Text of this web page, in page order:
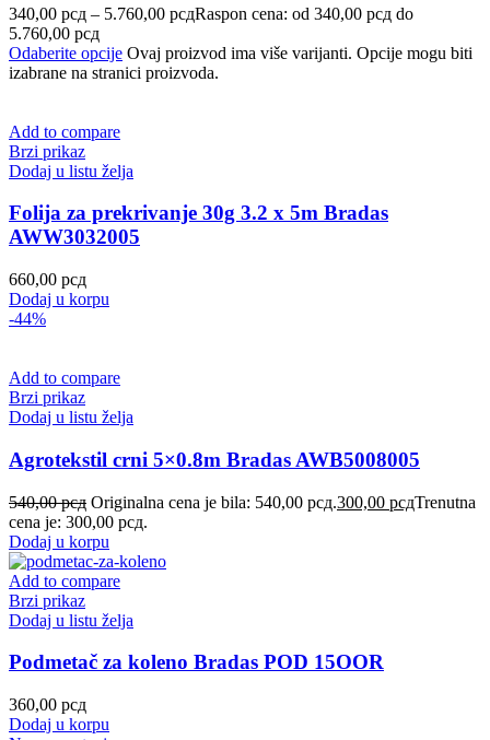
340,00 рсд – 5.760,00 рсдRaspon cena: od 340,00 рсд do
5.760,00 рсд
Odaberite opcije Ovaj proizvod ima više varijanti. Opcije mogu biti
izabrane na stranici proizvoda.
Add to compare
Brzi prikaz
Dodaj u listu želja
Folija za prekrivanje 30g 3.2 x 5m Bradas
AWW3032005
660,00 рсд
Dodaj u korpu
-44%
Add to compare
Brzi prikaz
Dodaj u listu želja
Agrotekstil crni 5×0.8m Bradas AWB5008005
540,00рсд Originalna cena je bila: 540,00 рсд.300,00 рсдTrenutna
cena je: 300,00 рсд.
Dodaj u korpu
Add to compare
Brzi prikaz
Dodaj u listu želja
Podmetač za koleno Bradas POD 15OOR
360,00 рсд
Dodaj u korpu